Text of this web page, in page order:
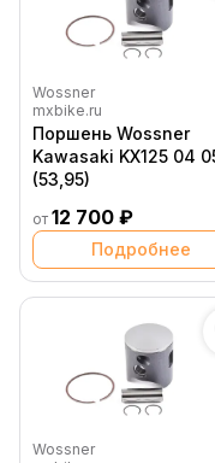
Wossner
mxbike.ru
Поршень Wossner
Kawasaki KX125 04
(53,95)
от 12 700 ₽
Подробнее
Wossner